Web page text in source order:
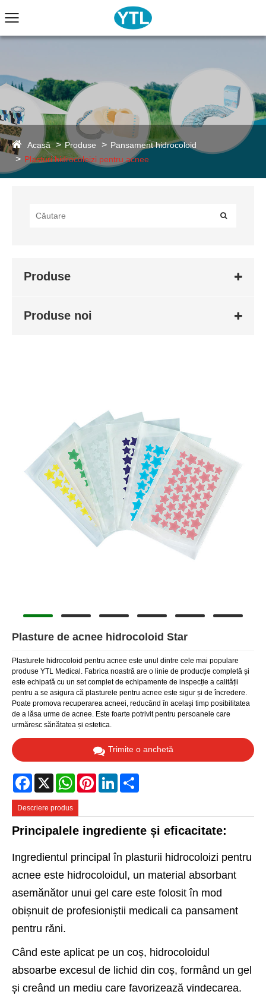
Acasă Produse
Pansament hidrocoloid
Plasturi hidrocoloizi pentru acnee
Produse
Produse noi
Plasture de acnee hidrocoloid Star
Plasturele hidrocoloid pentru acnee este unul dintre cele mai populare
produse YTL Medical. Fabrica noastră are o linie de producție completă și
este echipată cu un set complet de echipamente de inspecție a calității
pentru a se asigura că plasturele pentru acnee este sigur și de încredere.
Poate promova recuperarea acneei, reducând în același timp posibilitatea
de a lăsa urme de acnee. Este foarte potrivit pentru persoanele care
urmăresc sănătatea și estetica.
Trimite o anchetă
Facebook
X WhatsAppPinterestLinkedIn
Descriere produs
Principalele ingrediente și eficacitate:
Ingredientul principal în plasturii hidrocoloizi pentru
acnee este hidrocoloidul, un material absorbant
asemănător unui gel care este folosit în mod
obișnuit de profesioniștii medicali ca pansament
pentru răni.
Când este aplicat pe un coș, hidrocoloidul
absoarbe excesul de lichid din coș, formând un gel
și creând un mediu care favorizează vindecarea.